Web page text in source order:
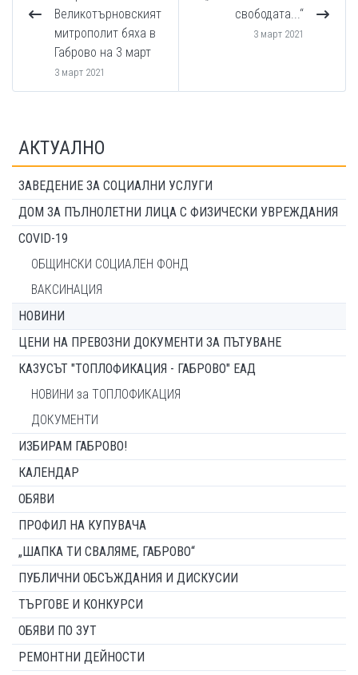
Великотърновският
митрополит бяха в
Габрово на 3 март
3 март 2021
свободата...“
3 март 2021
АКТУАЛНО
ЗАВЕДЕНИЕ ЗА СОЦИАЛНИ УСЛУГИ
ДОМ ЗА ПЪЛНОЛЕТНИ ЛИЦА С ФИЗИЧЕСКИ УВРЕЖДАНИЯ
COVID-19
ОБЩИНСКИ СОЦИАЛЕН ФОНД
ВАКСИНАЦИЯ
НОВИНИ
ЦЕНИ НА ПРЕВОЗНИ ДОКУМЕНТИ ЗА ПЪТУВАНЕ
КАЗУСЪТ "ТОПЛОФИКАЦИЯ - ГАБРОВО" ЕАД
НОВИНИ за ТОПЛОФИКАЦИЯ
ДОКУМЕНТИ
ИЗБИРАМ ГАБРОВО!
КАЛЕНДАР
ОБЯВИ
ПРОФИЛ НА КУПУВАЧА
„ШАПКА ТИ СВАЛЯМЕ, ГАБРОВО“
ПУБЛИЧНИ ОБСЪЖДАНИЯ И ДИСКУСИИ
ТЪРГОВЕ И КОНКУРСИ
ОБЯВИ ПО ЗУТ
РЕМОНТНИ ДЕЙНОСТИ